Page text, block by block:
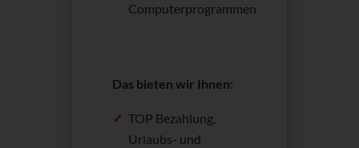
Computerprogrammen
Das bieten wir Ihnen:
TOP Bezahlung,
Urlaubs- und